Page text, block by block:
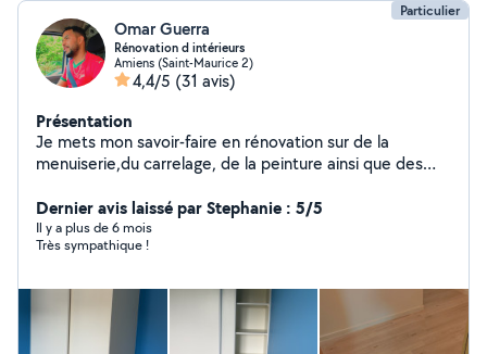
Particulier
Omar Guerra
Rénovation d intérieurs
Amiens (Saint-Maurice 2)
4,4/5 (31 avis)
Présentation
Je mets mon savoir-faire en rénovation sur de la
menuiserie,du carrelage, de la peinture ainsi que des
rigoureux, sérieux et réactif.
Dernier avis laissé par Stephanie : 5/5
Il y a plus de 6 mois
Très sympathique !